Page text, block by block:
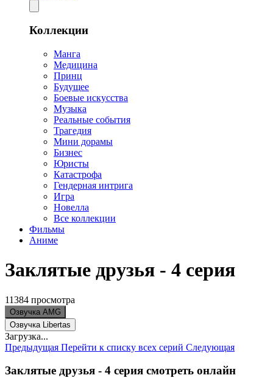
Коллекции
Манга
Медицина
Принц
Будущее
Боевые искусства
Музыка
Реальные события
Трагедия
Мини дорамы
Бизнес
Юристы
Катастрофа
Гендерная интрига
Игра
Новелла
Все коллекции
Фильмы
Аниме
Заклятые друзья - 4 серия
11384 просмотра
Озвучка AMG
Озвучка Libertas
Загрузка...
Предыдущая Перейти к списку всех серий Следующая
Заклятые друзья - 4 серия смотреть онлайн